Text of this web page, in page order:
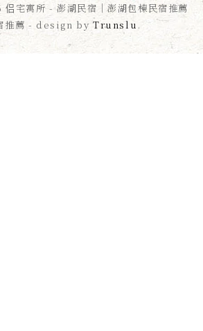
寓所 - 澎湖民宿｜澎湖包棟民宿推薦
推薦 - design byTrunslu .